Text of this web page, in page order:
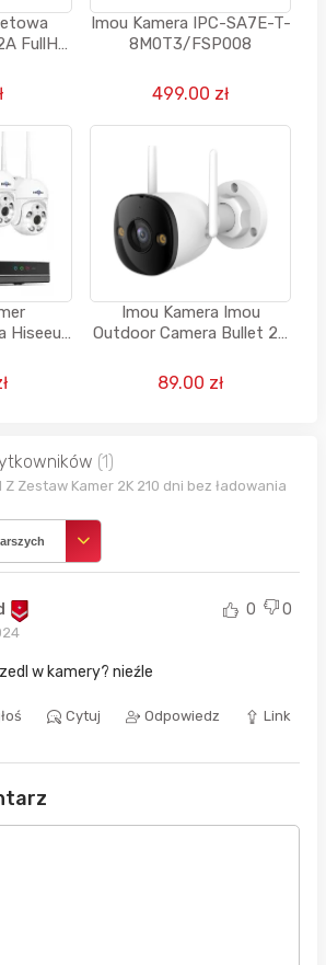
FullHD
Imou Kamera IPC-SA7E-T-
8M0T3/FSP008
499.00 zł
Hiseeu
WiFi
Imou Kamera Imou
Outdoor Camera Bullet 2E
89.00 zł
(1)
Z Zestaw Kamer 2K 210 dni bez ładowania
0 0
w kamery? nieźle
Cytuj Odpowiedz Link